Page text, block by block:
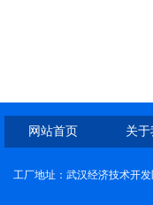
网站首页 关
工厂地址：武汉经济技术开